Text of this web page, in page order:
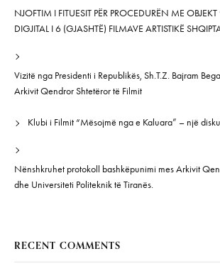
NJOFTIM I FITUESIT PËR PROCEDURËN ME OBJEKT
DIGJITAL I 6 (GJASHTË) FILMAVE ARTISTIKË
Vizitë nga Presidenti i Republikës, Sh.T.Z. Bajram
Arkivit Qendror Shtetëror të Filmit
Klubi i Filmit “Mësojmë nga e Kaluara” – një
Nënshkruhet protokoll bashkëpunimi mes Arkivit
dhe Universiteti Politeknik të Tiranës.
RECENT COMMENTS